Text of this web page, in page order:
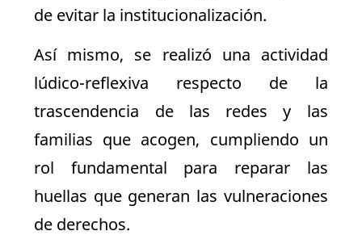
de evitar la institucionalización.
Así mismo, se realizó una actividad
lúdico-reflexiva respecto de la
trascendencia de las redes y las
familias que acogen, cumpliendo un
rol fundamental para reparar las
huellas que generan las vulneraciones
de derechos.